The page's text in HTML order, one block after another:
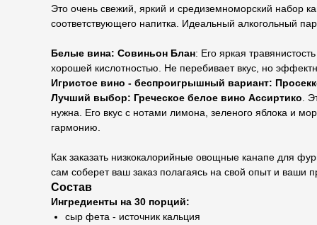
Это очень свежий, яркий и средиземноморский набор
соответствующего напитка. Идеальный алкогольный
Белые вина: Совиньон Блан: Его яркая
хорошей кислотностью. Не перебивает вкус, но
Игристое вино - беспроигрышный вариант:
Лучший выбор: Греческое белое вино Ассиртико .
нужна. Его вкус с нотами лимона, зеленого яблока и
гармонию.
Как заказать низкокалорийные овощные канапе для
сам соберет ваш заказ полагаясь на свой опыт и ваши
Состав
Ингредиенты на 30 порций:
сыр фета - источник кальция